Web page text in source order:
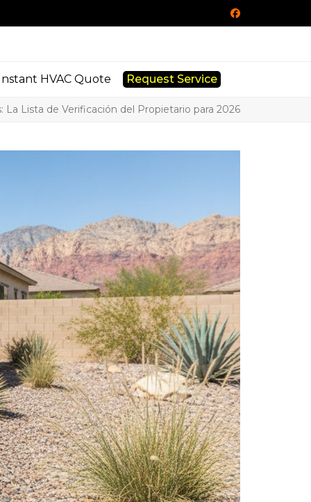
Facebook
HVAC Quote Request Service
La Lista de Verificación del Propietario para 2026